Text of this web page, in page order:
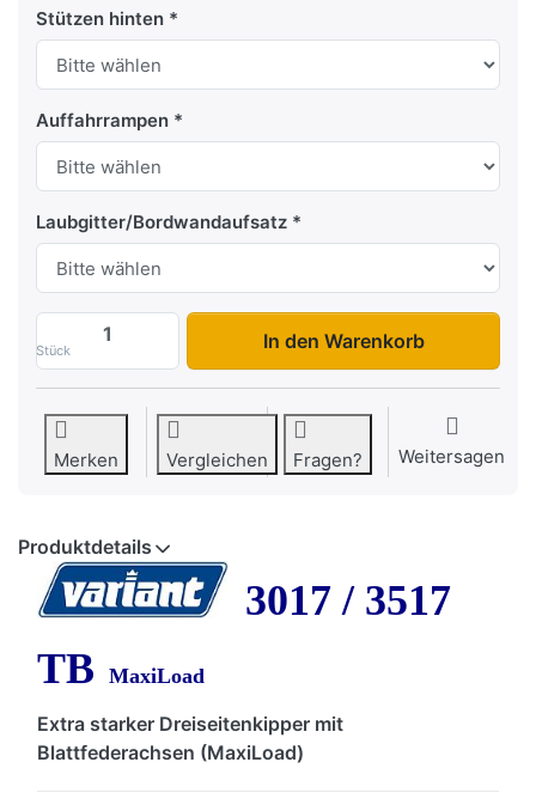
Stützen hinten
Auffahrrampen
Laubgitter/Bordwandaufsatz
Stück
3017/3517 TB 3S-Kipper zu 7.855,00 €,
In den Warenkorb
Merken Vergleichen Fragen? Weitersagen
Produktdetails
3017 / 3517
TB
MaxiLoad
Extra starker Dreiseitenkipper mit
Blattfederachsen (MaxiLoad)